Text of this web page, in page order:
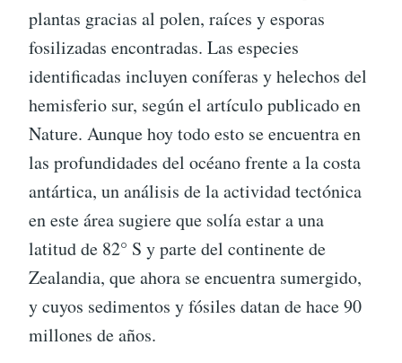
plantas gracias al polen, raíces y esporas
fosilizadas encontradas. Las especies
identificadas incluyen coníferas y helechos del
hemisferio sur, según el artículo publicado en
Nature. Aunque hoy todo esto se encuentra en
las profundidades del océano frente a la costa
antártica, un análisis de la actividad tectónica
en este área sugiere que solía estar a una
latitud de 82° S y parte del continente de
Zealandia, que ahora se encuentra sumergido,
y cuyos sedimentos y fósiles datan de hace 90
millones de años.